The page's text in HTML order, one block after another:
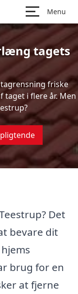
Menu
tagets
friske
taget i flere år. Men
Det
bevare dit
brug for en
at fjerne